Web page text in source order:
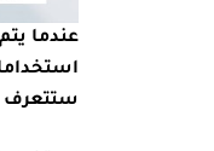
عندما
ستتعرف